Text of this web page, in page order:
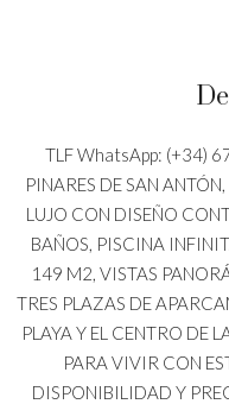
TLF WhatsApp: (+34)
PINARES DE SAN
LUJO CON DISEÑO
BAÑOS, PISCINA
149 M2, VISTAS
TRES PLAZAS DE
PLAYA Y EL CENTRO DE
PARA VIVIR CON
DISPONIBILIDAD Y